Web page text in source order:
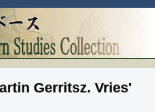
Gerritsz. Vries'